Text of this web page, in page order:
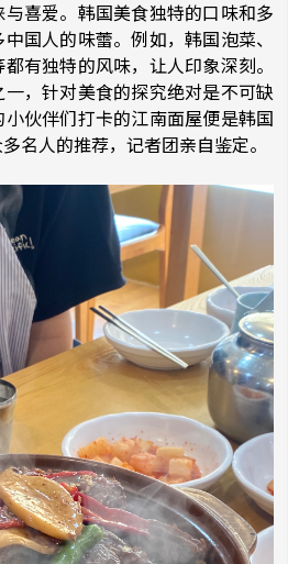
喜爱。韩国美食独特的口味和多
国人的味蕾。例如，韩国泡菜、
有独特的风味，让人印象深刻。
，针对美食的探究绝对是不可缺
伙伴们打卡的江南面屋便是韩国
名人的推荐，记者团亲自鉴定。